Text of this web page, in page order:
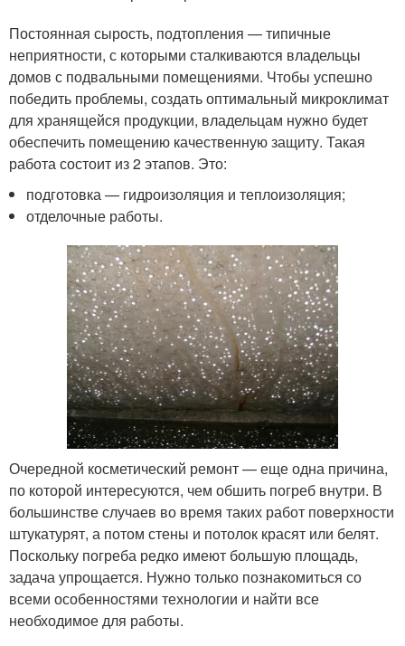
Постоянная сырость, подтопления — типичные
неприятности, с которыми сталкиваются владельцы
домов с подвальными помещениями. Чтобы успешно
победить проблемы, создать оптимальный микроклимат
для хранящейся продукции, владельцам нужно будет
обеспечить помещению качественную защиту. Такая
работа состоит из 2 этапов. Это:
подготовка — гидроизоляция и теплоизоляция;
отделочные работы.
Очередной косметический ремонт — еще одна причина,
по которой интересуются, чем обшить погреб внутри. В
большинстве случаев во время таких работ поверхности
штукатурят, а потом стены и потолок красят или белят.
Поскольку погреба редко имеют большую площадь,
задача упрощается. Нужно только познакомиться со
всеми особенностями технологии и найти все
необходимое для работы.